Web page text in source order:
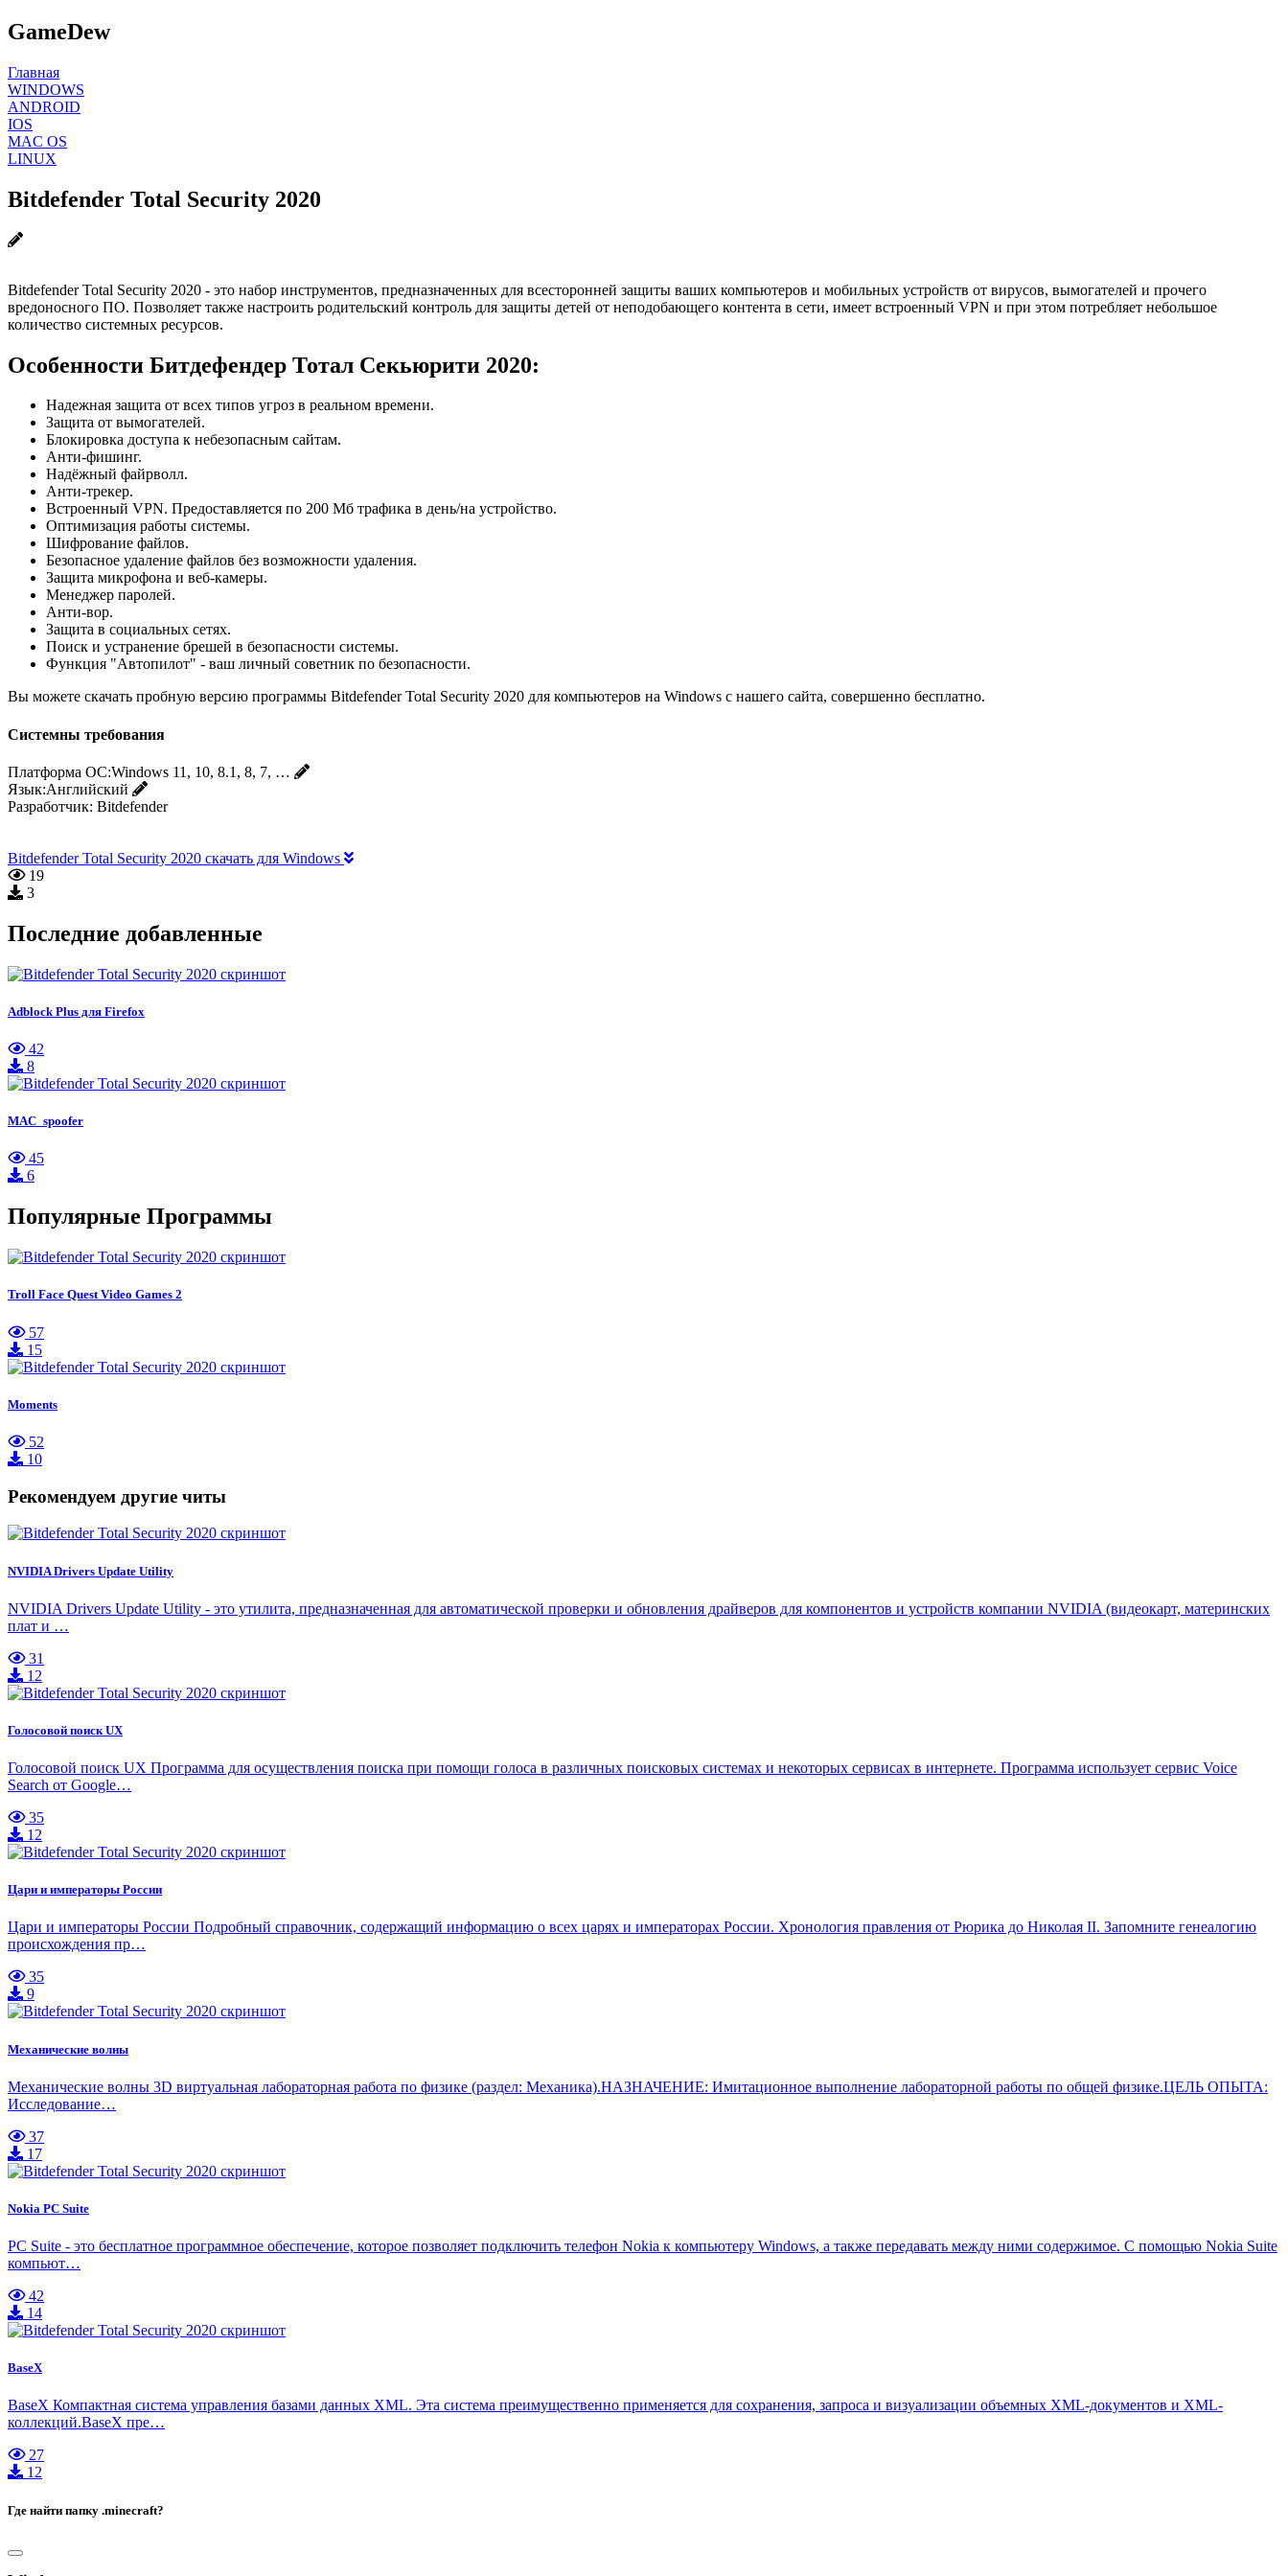
GameDew
Главная
WINDOWS
ANDROID
IOS
MAC OS
LINUX
Bitdefender Total Security 2020
Bitdefender Total Security 2020 - это набор инструментов, предназначенных для всесторонней защиты ваших компьютеров и мобильных устройств от вирусов, вымогателей и прочего
вредоносного ПО. Позволяет также настроить родительский контроль для защиты детей от неподобающего контента в сети, имеет встроенный VPN и при этом потребляет небольшое
количество системных ресурсов.
Особенности Битдефендер Тотал Секьюрити 2020:
Надежная защита от всех типов угроз в реальном времени.
Защита от вымогателей.
Блокировка доступа к небезопасным сайтам.
Анти-фишинг.
Надёжный файрволл.
Анти-трекер.
Встроенный VPN. Предоставляется по 200 Мб трафика в день/на устройство.
Оптимизация работы системы.
Шифрование файлов.
Безопасное удаление файлов без возможности удаления.
Защита микрофона и веб-камеры.
Менеджер паролей.
Анти-вор.
Защита в социальных сетях.
Поиск и устранение брешей в безопасности системы.
Функция "Автопилот" - ваш личный советник по безопасности.
Вы можете скачать пробную версию программы Bitdefender Total Security 2020 для компьютеров на Windows с нашего сайта, совершенно бесплатно.
Системны требования
Платформа ОС:Windows 11, 10, 8.1, 8, 7, …
Язык:Английский
Разработчик: Bitdefender
Bitdefender Total Security 2020 скачать для Windows
19
3
Последние добавленные
Adblock Plus для Firefox
42
8
MAC_spoofer
45
6
Популярные Программы
Troll Face Quest Video Games 2
57
15
Moments
52
10
Рекомендуем другие читы
NVIDIA Drivers Update Utility
NVIDIA Drivers Update Utility - это утилита, предназначенная для автоматической проверки и обновления драйверов для компонентов и устройств компании NVIDIA (видеокарт, материнских
плат и …
31
12
Голосовой поиск UX
Голосовой поиск UX Программа для осуществления поиска при помощи голоса в различных поисковых системах и некоторых сервисах в интернете. Программа использует сервис Voice
Search от Google…
35
12
Цари и императоры России
Цари и императоры России Подробный справочник, содержащий информацию о всех царях и императорах России. Хронология правления от Рюрика до Николая II. Запомните генеалогию
происхождения пр…
35
9
Механические волны
Механические волны 3D виртуальная лабораторная работа по физике (раздел: Механика).НАЗНАЧЕНИЕ: Имитационное выполнение лабораторной работы по общей физике.ЦЕЛЬ ОПЫТА:
Исследование…
37
17
Nokia PC Suite
PC Suite - это бесплатное программное обеспечение, которое позволяет подключить телефон Nokia к компьютеру Windows, а также передавать между ними содержимое. С помощью Nokia Suite
компьют…
42
14
BaseX
BaseX Компактная система управления базами данных XML. Эта система преимущественно применяется для сохранения, запроса и визуализации объемных XML-документов и XML-
коллекций.BaseX пре…
27
12
Где найти папку .minecraft?